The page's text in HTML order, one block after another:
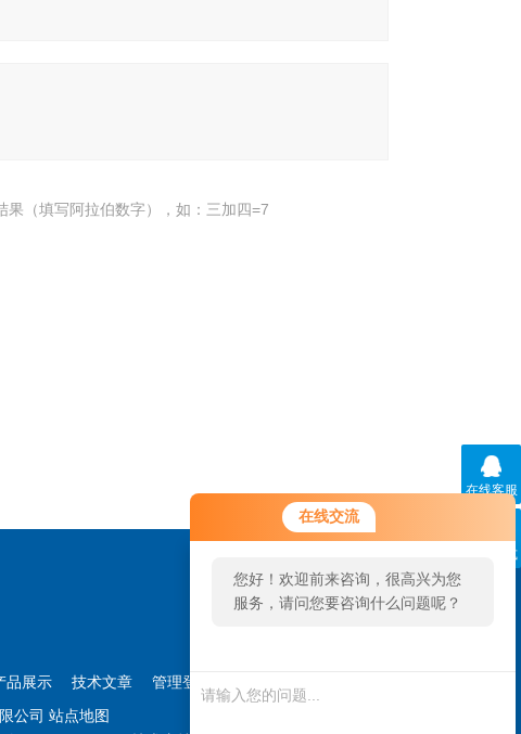
在线交流
您好！欢迎前来咨询，很高兴为您
服务，请问您要咨询什么问题呢？
您好，看您停留很久了，是否找到
了需求产品，您可以直接在线与我
果（填写阿拉伯数字），如：三加四=7
品展示 技术文章 管理登陆
公司 站点地图
在线客服
联系方式